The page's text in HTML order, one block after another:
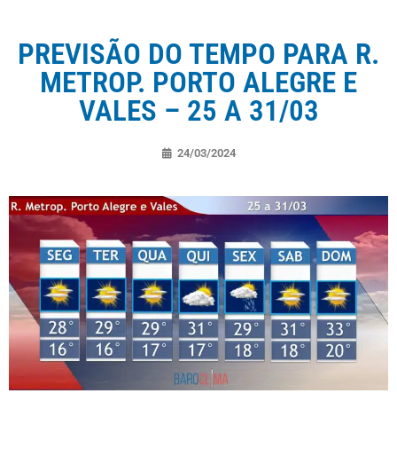
PREVISÃO DO TEMPO PARA R.
METROP. PORTO ALEGRE E
VALES – 25 A 31/03
24/03/2024